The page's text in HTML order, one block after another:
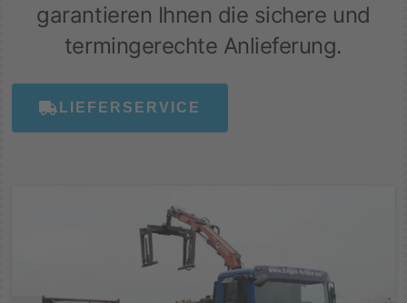
garantieren Ihnen die sichere und
termingerechte Anlieferung.
LIEFERSERVICE